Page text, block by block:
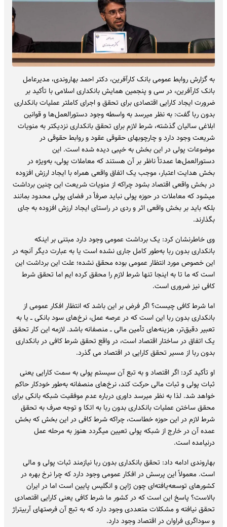
به گزارش روابط عمومی بانک کارآفرین، دکتر احمد بهاروندی، مدیرعامل
بانک کارآفرین، در سی و پنجمین همایش بانکداری اسلامی با تأکید بر
ضرورت ایجاد کارایی اقتصادی برای تحقق و اجرای کاملتر عملیات بانکداری
بدون ربا گفت: به نظر میرسد به واسطه وجود دستورالعمل‌ها و قوانین
ابلاغی سالیان گذشته، شرط لازم برای تحقق بانکداری نزدیکتر به منویات
شریعت وجود دارد و چارچوبهای حقوقی عقود و روابط حقوقی در
موضوعات پولی در این بخش به خپبی دیده شده است. این
دستورالعمل‌ها عمدتاً ناظر بر آن هستند که معاملات پولی، به‌ویژه در
بخش هدایت اعتبار، موجب یک اتفاق واقعی همراه با ایجاد ارزش افزوده
در بخش واقعی اقتصاد بشود چراکه از منویات شریعت این چنین برداشت
میشود که معاملات در حوزه پولی نباید صرفاً در فضای پولی محدود بمانند
بلکه باید بر بخش واقعی اثر و ردی در راستای ایجاد ارزش افزوده به جای
بگذارند.
وی خاطرنشان کرد: یک برداشت عمومی وجود دارد مبتنی بر اینکه
بانکداری بدون ربا به‌طور کامل جاری نشده است یا به عبارت دیگر آنچه در
این خصوص مورد انتظار عمومی بوده محقق نشده؛ علت این برداشت این
است که ما تا به اینجا تنها شرط لازم را محقق کرده ایم اما تحقق شرط
کافی نیز ضروری است.
اما شرط کافی چیست؟ اگر فرض بر این باشد که انتظار افکار عمومی از
بانکداری بدون ربا این است که در عرصه عمل، نرخ‌های سود بانکی ــ یا به
تعبیر دقیق‌تر، هزینه‌های تأمین مالی ــ منصفانه باشد. لازمه این کار تحقق
یک اتفاق در ساختار اقتصاد است، در واقع تحقق شرط کافی در بانکداری
بدون ربا از مسیر تحقق کارایی در اقتصاد می گذرد.
او تأکید کرد: اگر اقتصاد و به تبع آن سیستم پولی به سمت کارایی یعنی
ثبات پولی و ثبات مالی حرکت کند، نرخ‌های منصفانه به‌طور خودکار حاکم
خواهد شد. لذا به نظر میرسد داوری درباره عدم موفقیت شبکه بانکی برای
محقق ساختن عملیات بانکداری بدون ربا به اتکا و توجه صرف به تحقق
شرط لازم در این حوزه خطاست، چراکه شرط کافی در این بخش که بخش
عمده آن در خارج از شبکه پولی تعیین میگردد هنوز به مرحله عمل
درنیامده است.
بهاروندی ادامه داد: تحقق بانکداری بدون ربا نیازمند ثبات پولی و مالی
است. معمولاً این پرسش در افکار عمومی وجود دارد که چرا نرخ بهره در
کشورهای توسعه‌یافته‌ای چون ژاپن و انگلیس پایین است اما در ایران
بالاست؟ پاسخ این است که در کشور ما شرط کافی یعنی کارایی اقتصادی
تحقق نیافته و مشکلات متعددی وجود دارد که به تبع آن فرصتهای آربیتراژ
و سوداگری فراوان در اقتصاد وجود دارد.